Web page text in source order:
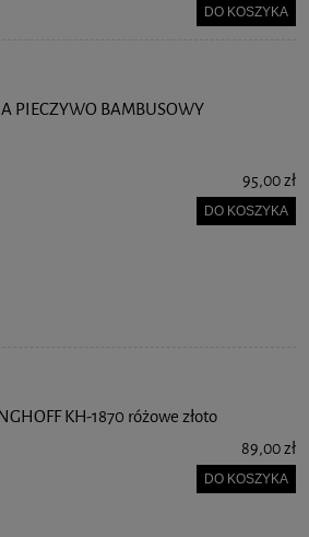
DO KOSZYKA
PIECZYWO BAMBUSOWY
95,00 zł
DO KOSZYKA
KH-1870 różowe złoto
89,00 zł
DO KOSZYKA